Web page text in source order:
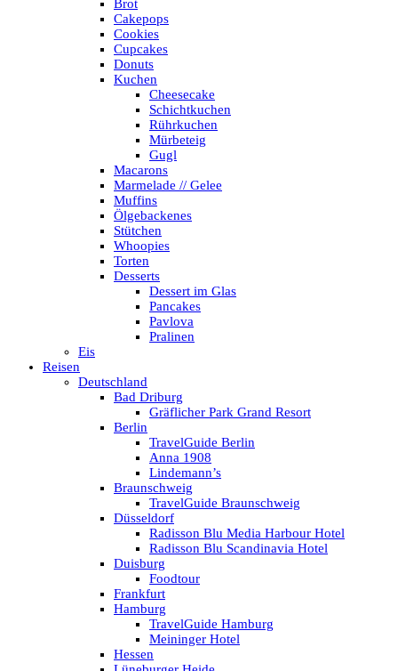
Brot
Cakepops
Cookies
Cupcakes
Donuts
Kuchen
Cheesecake
Schichtkuchen
Rührkuchen
Mürbeteig
Gugl
Macarons
Marmelade // Gelee
Muffins
Ölgebackenes
Stütchen
Whoopies
Torten
Desserts
Dessert im Glas
Pancakes
Pavlova
Pralinen
Eis
Reisen
Deutschland
Bad Driburg
Gräflicher Park Grand Resort
Berlin
TravelGuide Berlin
Anna 1908
Lindemann’s
Braunschweig
TravelGuide Braunschweig
Düsseldorf
Radisson Blu Media Harbour Hotel
Radisson Blu Scandinavia Hotel
Duisburg
Foodtour
Frankfurt
Hamburg
TravelGuide Hamburg
Meininger Hotel
Hessen